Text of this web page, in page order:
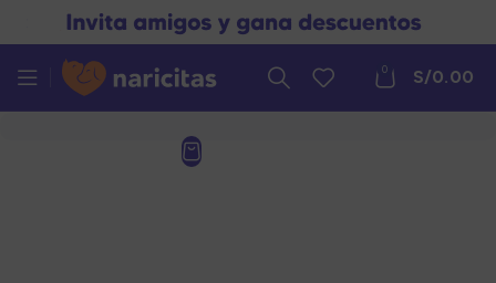
0 S/0.00